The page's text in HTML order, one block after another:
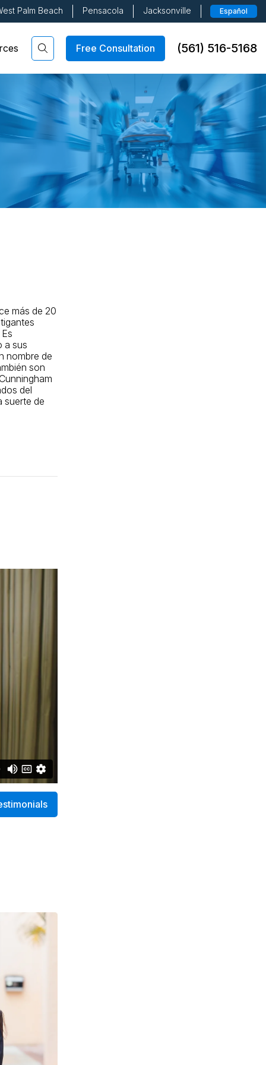
Palm Beach Pensacola Jacksonville Español
Free Consultation (561) 516-5168
más de 20
a sus
nombre de
son
del
suerte de